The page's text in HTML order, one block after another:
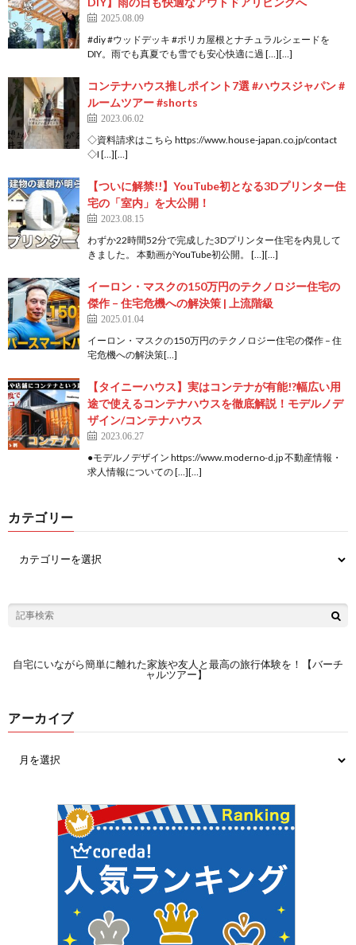
2025.08.09
#diy #ウッドデッキ #ポリカ屋根とナチュラルシェードを
DIY。雨でも真夏でも雪でも安心快適に過 […][…]
コンテナハウス推しポイント7選 #ハウスジャパン #
ルームツアー #shorts
2023.06.02
◇資料請求はこちら https://www.house-japan.co.jp/contact
◇I […][…]
【ついに解禁!!】YouTube初となる3Dプリンター住
宅の「室内」を大公開！
2023.08.15
わずか22時間52分で完成した3Dプリンター住宅を内見して
きました。 本動画がYouTube初公開。 […][…]
イーロン・マスクの150万円のテクノロジー住宅の
傑作 – 住宅危機への解決策 | 上流階級
2025.01.04
イーロン・マスクの150万円のテクノロジー住宅の傑作 – 住
宅危機への解決策[…]
【タイニーハウス】実はコンテナが有能!?幅広い用
途で使えるコンテナハウスを徹底解説！モデルノデ
ザイン/コンテナハウス
2023.06.27
●モデルノデザイン https://www.moderno-d.jp 不動産情報・
求人情報についての […][…]
カテゴリー
自宅にいながら簡単に離れた家族や友人と最高の旅行体験を！【バーチ
ャルツアー】
アーカイブ